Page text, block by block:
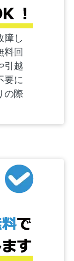
障し
料回
引越
要に
の際